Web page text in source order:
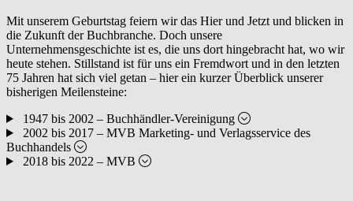
Mit unserem Geburtstag feiern wir das Hier und Jetzt und blicken in
die Zukunft der Buchbranche. Doch unsere
Unternehmensgeschichte ist es, die uns dort hingebracht hat, wo wir
heute stehen. Stillstand ist für uns ein Fremdwort und in den letzten
75 Jahren hat sich viel getan – hier ein kurzer Überblick unserer
bisherigen Meilensteine:
1947 bis 2002 – Buchhändler-Vereinigung
2002 bis 2017 – MVB Marketing- und Verlagsservice des
Buchhandels
2018 bis 2022 – MVB